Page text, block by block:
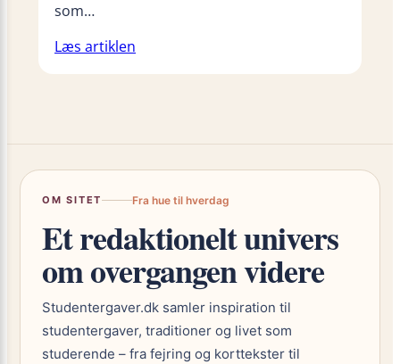
som…
Læs artiklen
OM SITET Fra hue til hverdag
Et redaktionelt univers
om overgangen videre
Studentergaver.dk samler inspiration til
studentergaver, traditioner og livet som
studerende – fra fejring og korttekster til